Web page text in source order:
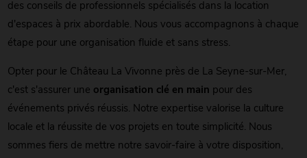
des conseils de professionnels spécialisés dans la location
d'espaces à prix abordable. Nous vous accompagnons à chaque
étape pour une organisation fluide et sans stress.
Opter pour le Château La Vivonne près de La Seyne-sur-Mer,
c'est s'assurer une organisation clé en main pour des
événements privés réussis. Notre expertise valorise la culture
locale et la réussite de vos projets en toute simplicité. Nous
sommes fiers de mettre notre savoir-faire à votre disposition,